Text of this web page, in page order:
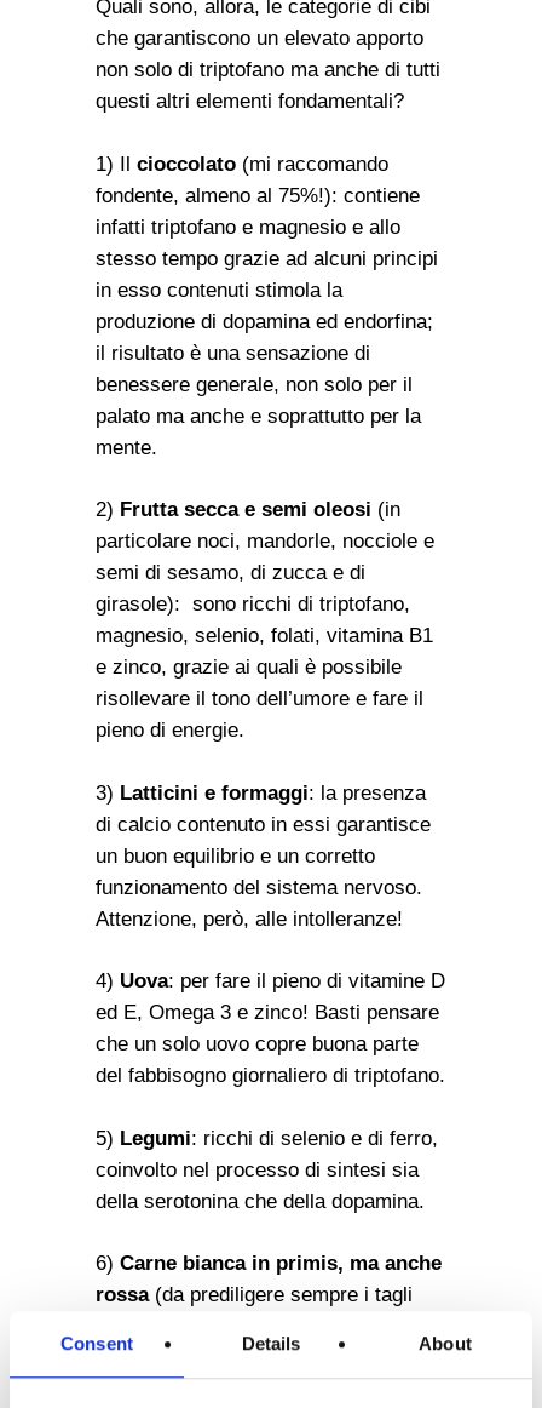
Consent Details About
Quali sono, allora, le categorie di cibi
che garantiscono un elevato apporto
non solo di triptofano ma anche di tutti
questi altri elementi fondamentali?
1) Il cioccolato (mi raccomando
fondente, almeno al 75%!): contiene
infatti triptofano e magnesio e allo
stesso tempo grazie ad alcuni principi
in esso contenuti stimola la
produzione di dopamina ed endorfina;
il risultato è una sensazione di
benessere generale, non solo per il
palato ma anche e soprattutto per la
mente.
2) Frutta secca e semi oleosi (in
particolare noci, mandorle, nocciole e
semi di sesamo, di zucca e di
girasole): sono ricchi di triptofano,
magnesio, selenio, folati, vitamina B1
e zinco, grazie ai quali è possibile
risollevare il tono dell’umore e fare il
pieno di energie.
3) Latticini e formaggi: la presenza
di calcio contenuto in essi garantisce
un buon equilibrio e un corretto
funzionamento del sistema nervoso.
Attenzione, però, alle intolleranze!
4) Uova: per fare il pieno di vitamine D
ed E, Omega 3 e zinco! Basti pensare
che un solo uovo copre buona parte
del fabbisogno giornaliero di triptofano.
5) Legumi: ricchi di selenio e di ferro,
coinvolto nel processo di sintesi sia
della serotonina che della dopamina.
6) Carne bianca in primis, ma anche
rossa(da prediligere sempre i tagli
triptofano, a partire dal quale si